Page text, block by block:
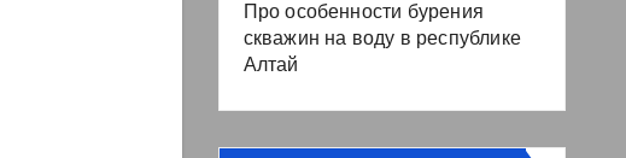
Про особенности бурения
скважин на воду в республике
Алтай